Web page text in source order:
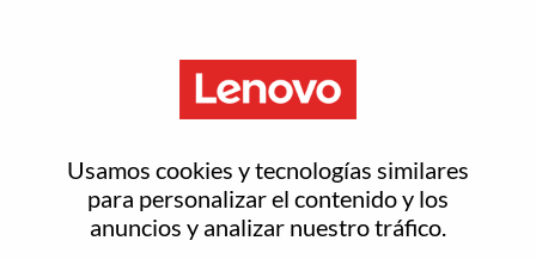
Usamos cookies y tecnologías similares
para personalizar el contenido y los
anuncios y analizar nuestro tráfico.
Advisory Software Engineer,
Rust